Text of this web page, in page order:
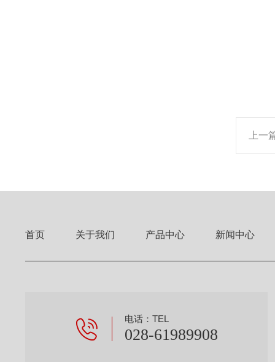
上一
首页 关于我们 产品中心 新闻中心
电话：TEL
028-61989908